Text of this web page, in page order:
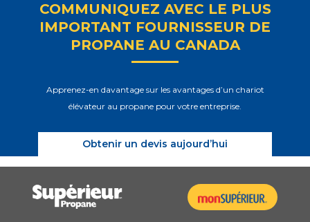
COMMUNIQUEZ AVEC LE PLUS
IMPORTANT FOURNISSEUR DE
PROPANE AU CANADA
Apprenez-en davantage sur les avantages d’un chariot
élévateur au propane pour votre entreprise.
Obtenir un devis aujourd’hui